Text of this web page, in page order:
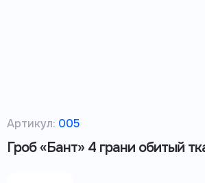
Артикул: 005
Гроб «Бант» 4 грани обитый